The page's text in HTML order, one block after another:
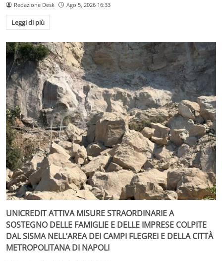
Redazione Desk Ago 5, 2026 16:33
Leggi di più
UNICREDIT ATTIVA MISURE STRAORDINARIE A
SOSTEGNO DELLE FAMIGLIE E DELLE IMPRESE COLPITE
DAL SISMA NELL’AREA DEI CAMPI FLEGREI E DELLA CITTÀ
METROPOLITANA DI NAPOLI